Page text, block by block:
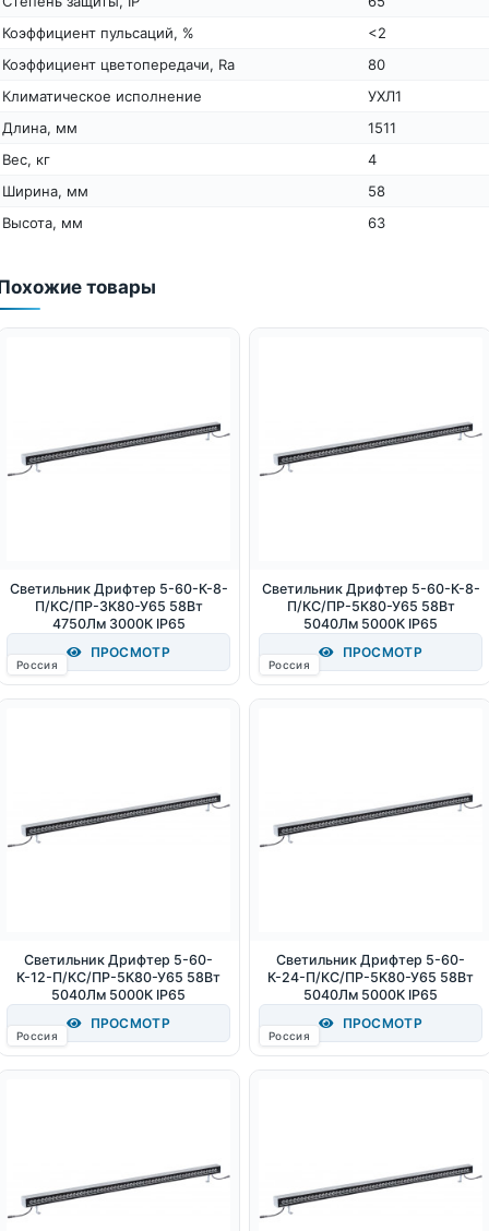
Коэффициент пульсаций, %
<2
Коэффициент цветопередачи, Ra
80
Климатическое исполнение
УХЛ1
Длина, мм
1511
Вес, кг
4
Ширина, мм
58
Высота, мм
63
товары
Светильник Дрифтер 5-60-К-8-
П/КС/ПР-3К80-У65 58Вт
4750Лм 3000К IP65
ПРОСМОТР
Россия
Светильник Дрифтер 5-60-К-8-
П/КС/ПР-5К80-У65 58Вт
5040Лм 5000К IP65
ПРОСМОТР
Россия
Светильник Дрифтер 5-60-
К-12-П/КС/ПР-5К80-У65 58Вт
5040Лм 5000К IP65
ПРОСМОТР
Россия
Светильник Дрифтер 5-60-
К-24-П/КС/ПР-5К80-У65 58Вт
5040Лм 5000К IP65
ПРОСМОТР
Россия